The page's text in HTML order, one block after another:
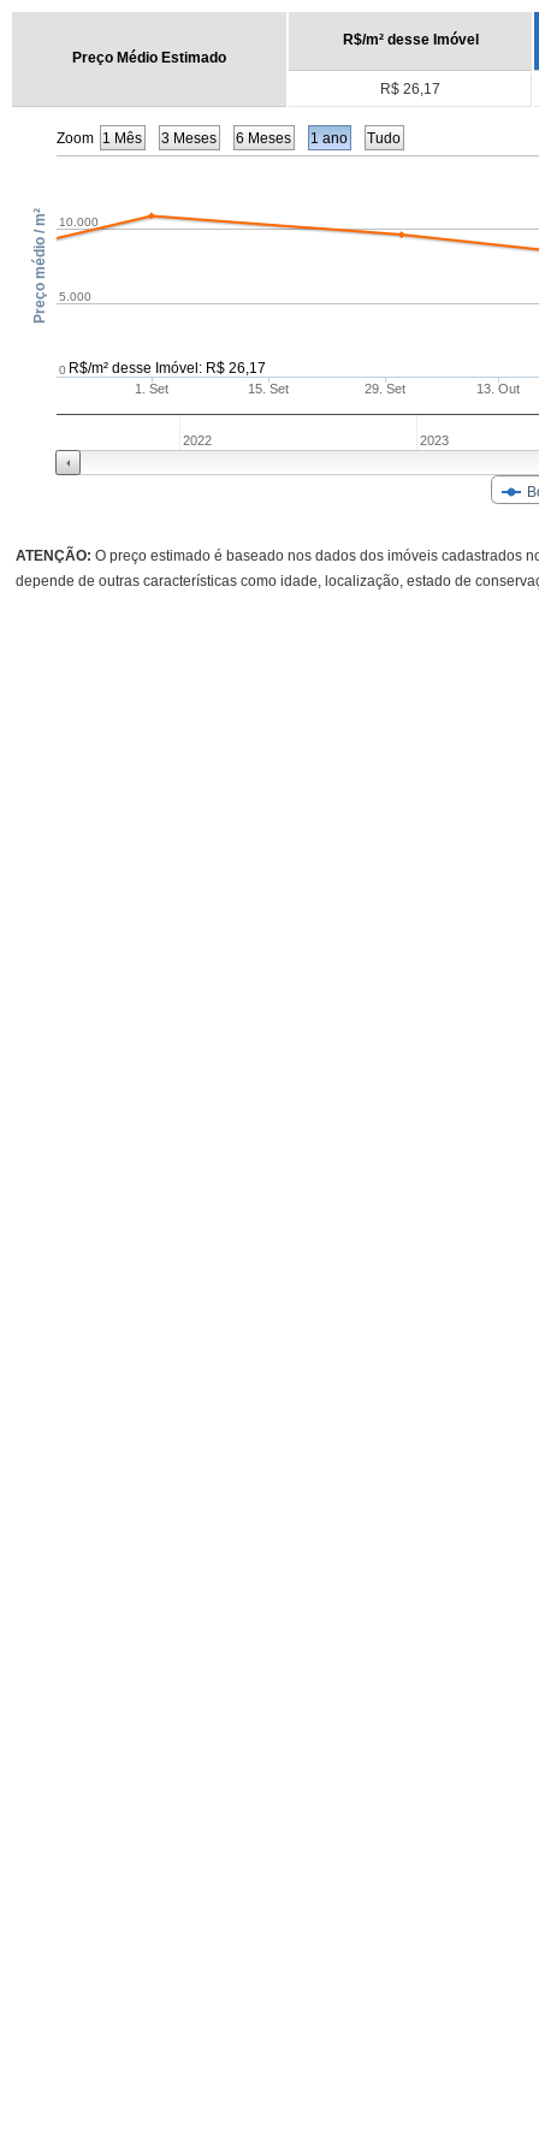
Preço Médio Estimado
R$/m² desse Imóvel
R$ 26,17
R$/m² desse Imóvel: R$ 26,17
Zoom
1. Set 15. Set 29. Set 13. Out
0
5.000
10.000
Preço médio / m²
2022 2023
1 Mês 3 Meses 6 Meses 1 ano Tudo
ATENÇÃO: O preço estimado é baseado nos dados dos imóveis cadastrados
depende de outras características como idade, localização, estado de